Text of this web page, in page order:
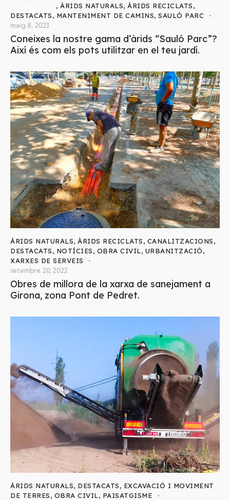
, ÀRIDS NATURALS, ÀRIDS RECICLATS,
DESTACATS, MANTENIMENT DE CAMINS, SAULÓ PARC
maig 8, 2023
Coneixes la nostre gama d’àrids “Sauló Parc”?
Així és com els pots utilitzar en el teu jardí.
ÀRIDS NATURALS, ÀRIDS RECICLATS, CANALITZACIONS,
DESTACATS, NOTÍCIES, OBRA CIVIL, URBANITZACIÓ,
XARXES DE SERVEIS
setembre 20, 2022
Obres de millora de la xarxa de sanejament a
Girona, zona Pont de Pedret.
ÀRIDS NATURALS, DESTACATS, EXCAVACIÓ I MOVIMENT
DE TERRES, OBRA CIVIL, PAISATGISME